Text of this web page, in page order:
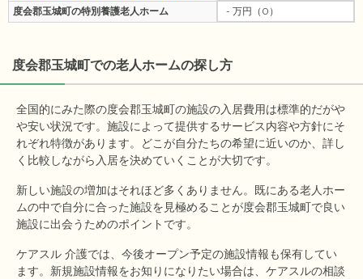
度会郡玉城町の特別養護老人ホーム
- 万円（0）
度会郡玉城町での老人ホームの探し方
全国的にみた際の度会郡玉城町の施設の入居費用は標準的だがや
や安い状況です。施設によって提供するサービス内容や方針にそ
れぞれ特徴があります。どこが自分たちの希望に近いのか、詳し
く比較しながら入居を決めていくことが大切です。
新しい施設の増加はそれほど多くありません。既にある老人ホー
ムの中で自分に合った施設を見極めることが度会郡玉城町で良い
施設に出会うためのポイントです。
ケアスル 介護では、今後オープン予定の施設情報も保有してい
ます。新規施設情報をお知りになりたい場合は、ケアスルの相談